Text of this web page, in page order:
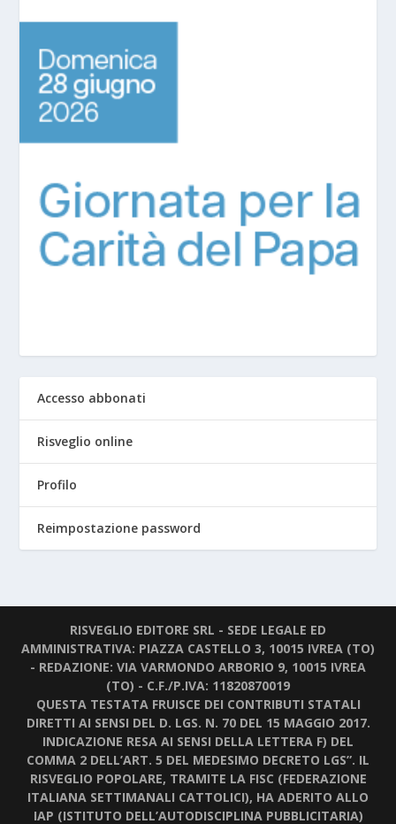
Accesso abbonati
Risveglio online
Profilo
Reimpostazione password
RISVEGLIO EDITORE SRL - SEDE LEGALE ED
AMMINISTRATIVA: PIAZZA CASTELLO 3, 10015 IVREA (TO)
- REDAZIONE: VIA VARMONDO ARBORIO 9, 10015 IVREA
(TO) - C.F./P.IVA: 11820870019
QUESTA TESTATA FRUISCE DEI CONTRIBUTI STATALI
DIRETTI AI SENSI DEL D. LGS. N. 70 DEL 15 MAGGIO 2017.
INDICAZIONE RESA AI SENSI DELLA LETTERA F) DEL
COMMA 2 DELL’ART. 5 DEL MEDESIMO DECRETO LGS”. IL
RISVEGLIO POPOLARE, TRAMITE LA FISC (FEDERAZIONE
ITALIANA SETTIMANALI CATTOLICI), HA ADERITO ALLO
IAP (ISTITUTO DELL’AUTODISCIPLINA PUBBLICITARIA)